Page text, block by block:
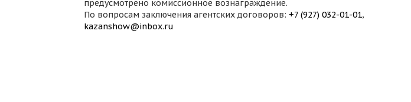
предусмотрено комиссионное вознаграждение.
По вопросам заключения агентских договоров: +7 (927) 032-01-01,
kazanshow@inbox.ru